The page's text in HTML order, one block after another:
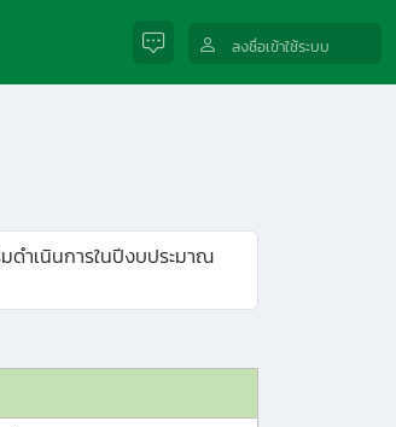
ลงชื่อเข้าใช้ระบบ
มดำเนินการในปีงบประมาณ